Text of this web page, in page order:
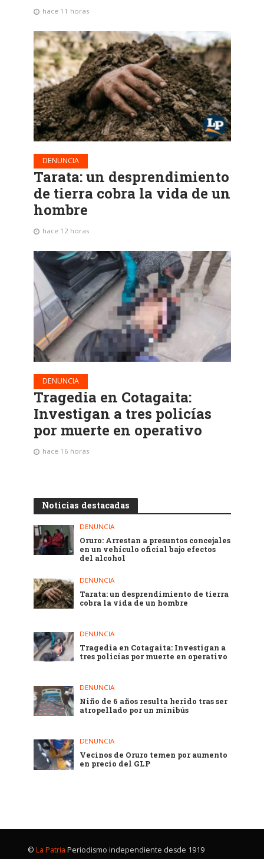
hace 11 horas
DENUNCIA
Tarata: un desprendimiento
de tierra cobra la vida de un
hombre
hace 12 horas
DENUNCIA
Tragedia en Cotagaita:
Investigan a tres policías
por muerte en operativo
hace 16 horas
Noticias destacadas
DENUNCIA
Oruro: Arrestan a presuntos concejales
en un vehículo oficial bajo efectos
del alcohol
DENUNCIA
Tarata: un desprendimiento de tierra
cobra la vida de un hombre
DENUNCIA
Tragedia en Cotagaita: Investigan a
tres policías por muerte en operativo
DENUNCIA
Niño de 6 años resulta herido tras ser
atropellado por un minibús
DENUNCIA
Vecinos de Oruro temen por aumento
en precio del GLP
© La Patria Periodismo independiente desde 1919